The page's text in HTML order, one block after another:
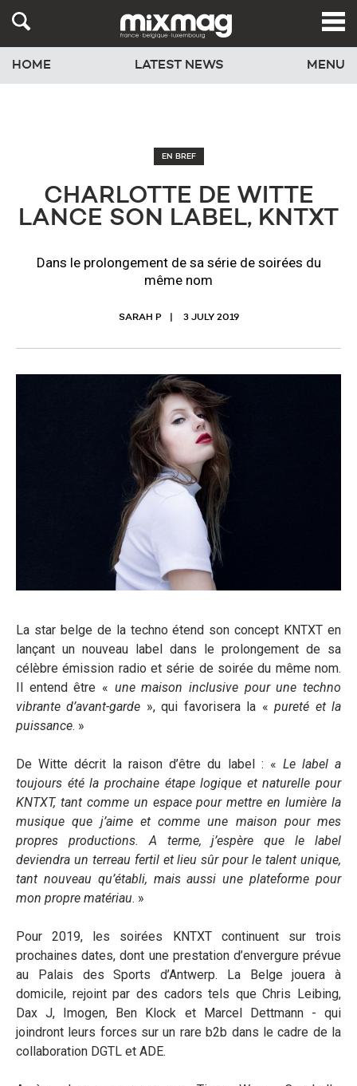
HOME LATEST NEWS MENU
EN BREF
CHARLOTTE DE WITTE
LANCE SON LABEL, KNTXT
Dans le prolongement de sa série de soirées du
même nom
SARAH P 3 JULY 2019
La star belge de la techno étend son concept KNTXT en
lançant un nouveau label dans le prolongement de sa
célèbre émission radio et série de soirée du même nom.
Il entend être « une maison inclusive pour une techno
vibrante d’avant-garde », qui favorisera la «pureté et la
puissance. »
De Witte décrit la raison d’être du label : « Le label a
toujours été la prochaine étape logique et naturelle pour
KNTXT, tant comme un espace pour mettre en lumière la
musique que j’aime et comme une maison pour mes
propres productions. A terme, j’espère que le label
deviendra un terreau fertil et lieu sûr pour le talent unique,
tant nouveau qu’établi, mais aussi une plateforme pour
mon propre matériau. »
Pour 2019, les soirées KNTXT continuent sur trois
prochaines dates, dont une prestation d’envergure prévue
au Palais des Sports d’Antwerp. La Belge jouera à
domicile, rejoint par des cadors tels que Chris Leibing,
Dax J, Imogen, Ben Klock et Marcel Dettmann - qui
joindront leurs forces sur un rare b2b dans le cadre de la
collaboration DGTL et ADE.